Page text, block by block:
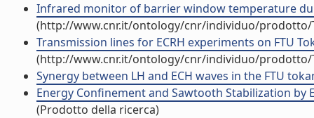
Infrared monitor of barrier window temperature
(http://www.cnr.it/ontology/cnr/individuo/prodotto/
Transmission lines for ECRH experiments on FTU
(http://www.cnr.it/ontology/cnr/individuo/prodotto/
Synergy between LH and ECH waves in the FTU
Energy Confinement and Sawtooth Stabilization by
(Prodotto della ricerca)